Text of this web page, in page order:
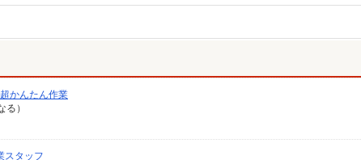
かんたん作業
）
スタッフ